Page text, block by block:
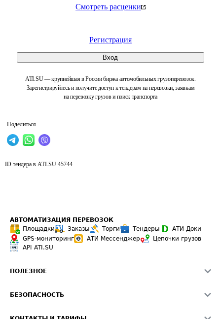
Смотреть расценки
Регистрация
Вход
ATI.SU — крупнейшая в России биржа автомобильных грузоперевозок.
Зарегистрируйтесь и получите доступ к тендерам на перевозки, заявкам
на перевозку грузов и поиск транспорта
Поделиться
ID тендера в ATI.SU 45744
АВТОМАТИЗАЦИЯ ПЕРЕВОЗОК
Площадки
Заказы Торги Тендеры
АТИ-Доки
GPS-мониторинг
АТИ Мессенджер
Цепочки грузов
API ATI.SU
ПОЛЕЗНОЕ
Звезды ATI.SU на вашем сайте
БЕЗОПАСНОСТЬ